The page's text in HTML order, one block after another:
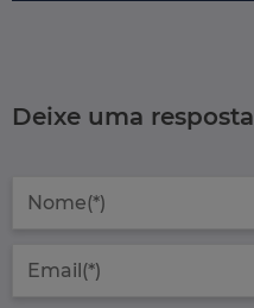
Deixe uma resposta